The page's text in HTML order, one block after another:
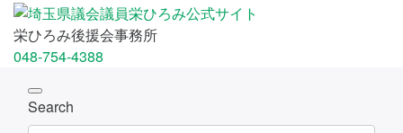
栄ひろみ後援会事務所
048-754-4388
Toggle
navigation
Search